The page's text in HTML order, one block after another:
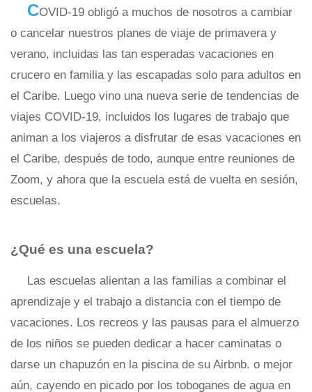
COVID-19 obligó a muchos de nosotros a cambiar
o cancelar nuestros planes de viaje de primavera y
verano, incluidas las tan esperadas vacaciones en
crucero en familia y las escapadas solo para adultos en
el Caribe. Luego vino una nueva serie de tendencias de
viajes COVID-19, incluidos los lugares de trabajo que
animan a los viajeros a disfrutar de esas vacaciones en
el Caribe, después de todo, aunque entre reuniones de
Zoom, y ahora que la escuela está de vuelta en sesión,
escuelas.
¿Qué es una escuela?
Las escuelas alientan a las familias a combinar el
aprendizaje y el trabajo a distancia con el tiempo de
vacaciones. Los recreos y las pausas para el almuerzo
de los niños se pueden dedicar a hacer caminatas o
darse un chapuzón en la piscina de su Airbnb. o mejor
aún, cayendo en picado por los toboganes de agua en